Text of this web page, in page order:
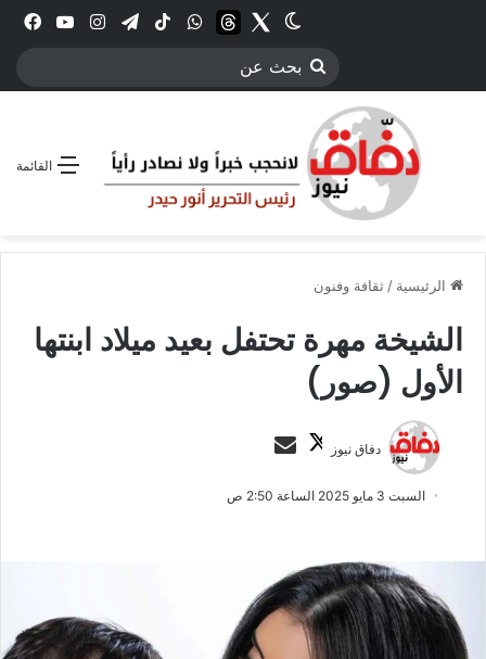
انستقرامتيلقرام‫TikTokواتسابthreadsTwitter
الوضع المظلم
بحث
القائمة
الرئيسية /ثقافة وفنون
الشيخة مهرة تحتفل بعيد ميلاد ابنتها
الأول (صور)
دفاق نيوز
ت
ب
ل
ى
X
س
ي
د
السبت 3 مايو 2025 الساعة 2:50 ص